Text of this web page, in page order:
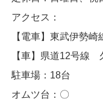
アクセス：
【電車】東武伊勢
【車】県道12号線
駐車場：18台
オムツ台：〇